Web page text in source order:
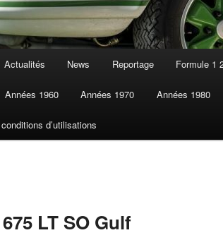
Actualités News Reportage Formule 1
Années 1960 Années 1970 Années 1980
d’utilisations
LT SO Gulf